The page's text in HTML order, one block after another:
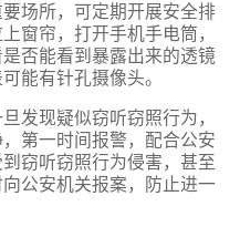
场所，可定期开展安全排
窗帘，打开手机手电筒，
否能看到暴露出来的透镜
能有针孔摄像头。
发现疑似窃听窃照行为，
第一时间报警，配合公安
窃听窃照行为侵害，甚至
公安机关报案，防止进一